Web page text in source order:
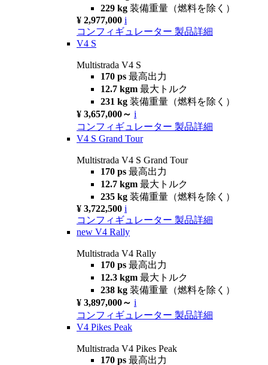
229 kg 装備重量（燃料を除く）
¥ 2,977,000 i
コンフィギュレーター 製品詳細
V4 S
Multistrada V4 S
170 ps 最高出力
12.7 kgm 最大トルク
231 kg 装備重量（燃料を除く）
¥ 3,657,000～ i
コンフィギュレーター 製品詳細
V4 S Grand Tour
Multistrada V4 S Grand Tour
170 ps 最高出力
12.7 kgm 最大トルク
235 kg 装備重量（燃料を除く）
¥ 3,722,500 i
コンフィギュレーター 製品詳細
new V4 Rally
Multistrada V4 Rally
170 ps 最高出力
12.3 kgm 最大トルク
238 kg 装備重量（燃料を除く）
¥ 3,897,000～ i
コンフィギュレーター 製品詳細
V4 Pikes Peak
Multistrada V4 Pikes Peak
170 ps 最高出力